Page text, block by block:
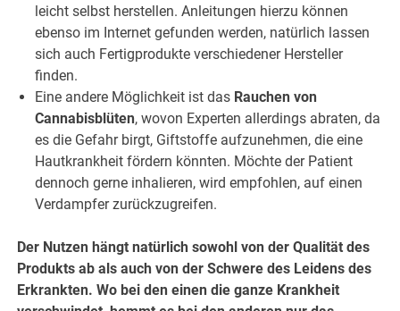
leicht selbst herstellen. Anleitungen hierzu können
ebenso im Internet gefunden werden, natürlich lassen
sich auch Fertigprodukte verschiedener Hersteller
finden.
Eine andere Möglichkeit ist das Rauchen von
Cannabisblüten, wovon Experten allerdings abraten, da
es die Gefahr birgt, Giftstoffe aufzunehmen, die eine
Hautkrankheit fördern könnten. Möchte der Patient
dennoch gerne inhalieren, wird empfohlen, auf einen
Verdampfer zurückzugreifen.
Der Nutzen hängt natürlich sowohl von der Qualität des
Produkts ab als auch von der Schwere des Leidens des
Erkrankten. Wo bei den einen die ganze Krankheit